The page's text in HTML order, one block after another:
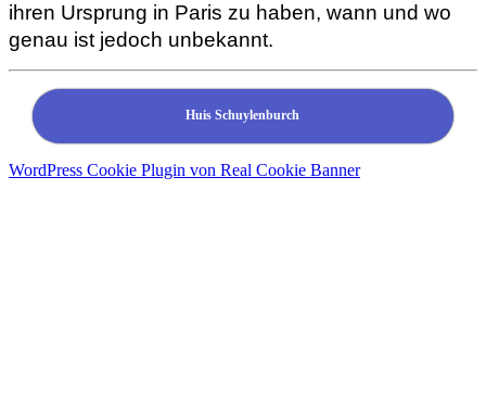
ihren Ursprung in Paris zu haben, wann und wo
genau ist jedoch unbekannt.
Huis Schuylenburch
WordPress Cookie Plugin von Real Cookie Banner